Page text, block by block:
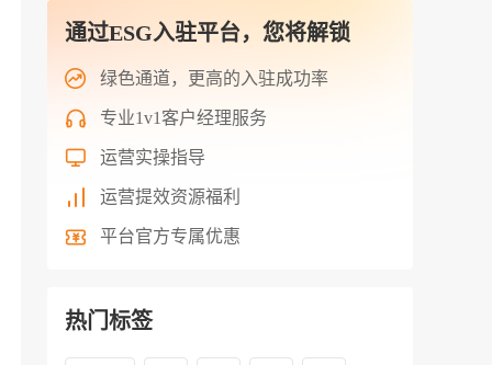
通过ESG入驻平台，您将解锁
绿色通道，更高的入驻成功率
专业1v1客户经理服务
运营实操指导
运营提效资源福利
平台官方专属优惠
热门标签